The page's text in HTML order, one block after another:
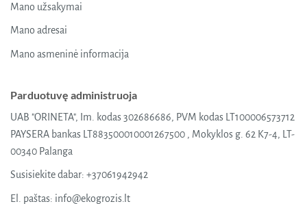
Mano užsakymai
Mano adresai
Mano asmeninė informacija
Parduotuvę administruoja
UAB "ORINETA", Im. kodas 302686686, PVM kodas LT100006573712
PAYSERA bankas LT883500010001267500 , Mokyklos g. 62 K7-4, LT-
00340 Palanga
Susisiekite dabar: +37061942942
El. paštas: info@ekogrozis.lt